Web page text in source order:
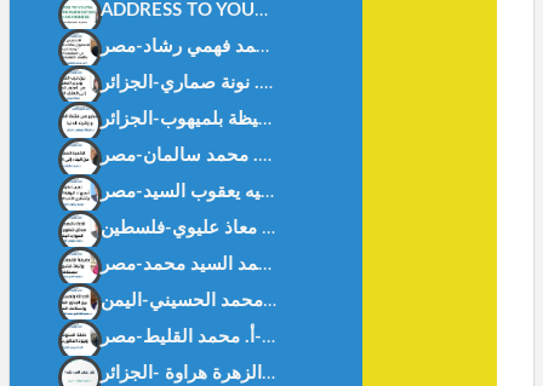
ADDRESS TO YOUTH: BETWEEN FASCINATION AND AWARENESS – DR. NOUNA.SAMMARI-ALGERIA